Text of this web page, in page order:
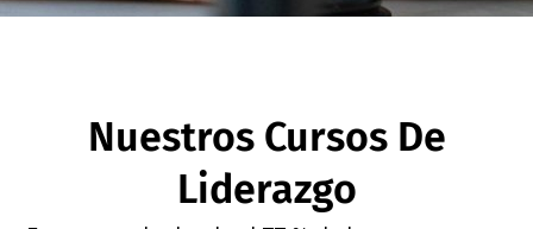
Nuestros Cursos De
Liderazgo